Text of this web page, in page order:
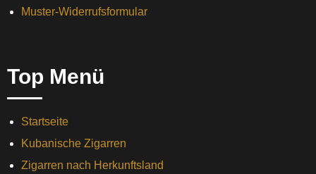
Muster-Widerrufsformular
Top Menü
Startseite
Kubanische Zigarren
Zigarren nach Herkunftsland